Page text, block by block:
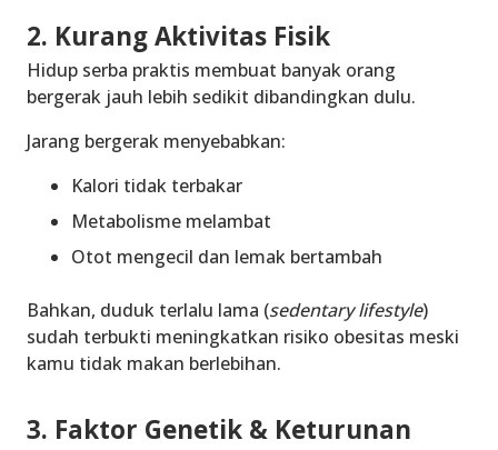
2. Kurang Aktivitas Fisik
Hidup serba praktis membuat banyak orang
bergerak jauh lebih sedikit dibandingkan dulu.
Jarang bergerak menyebabkan:
Kalori tidak terbakar
Metabolisme melambat
Otot mengecil dan lemak bertambah
Bahkan, duduk terlalu lama (sedentary lifestyle)
sudah terbukti meningkatkan risiko obesitas meski
kamu tidak makan berlebihan.
3. Faktor Genetik & Keturunan